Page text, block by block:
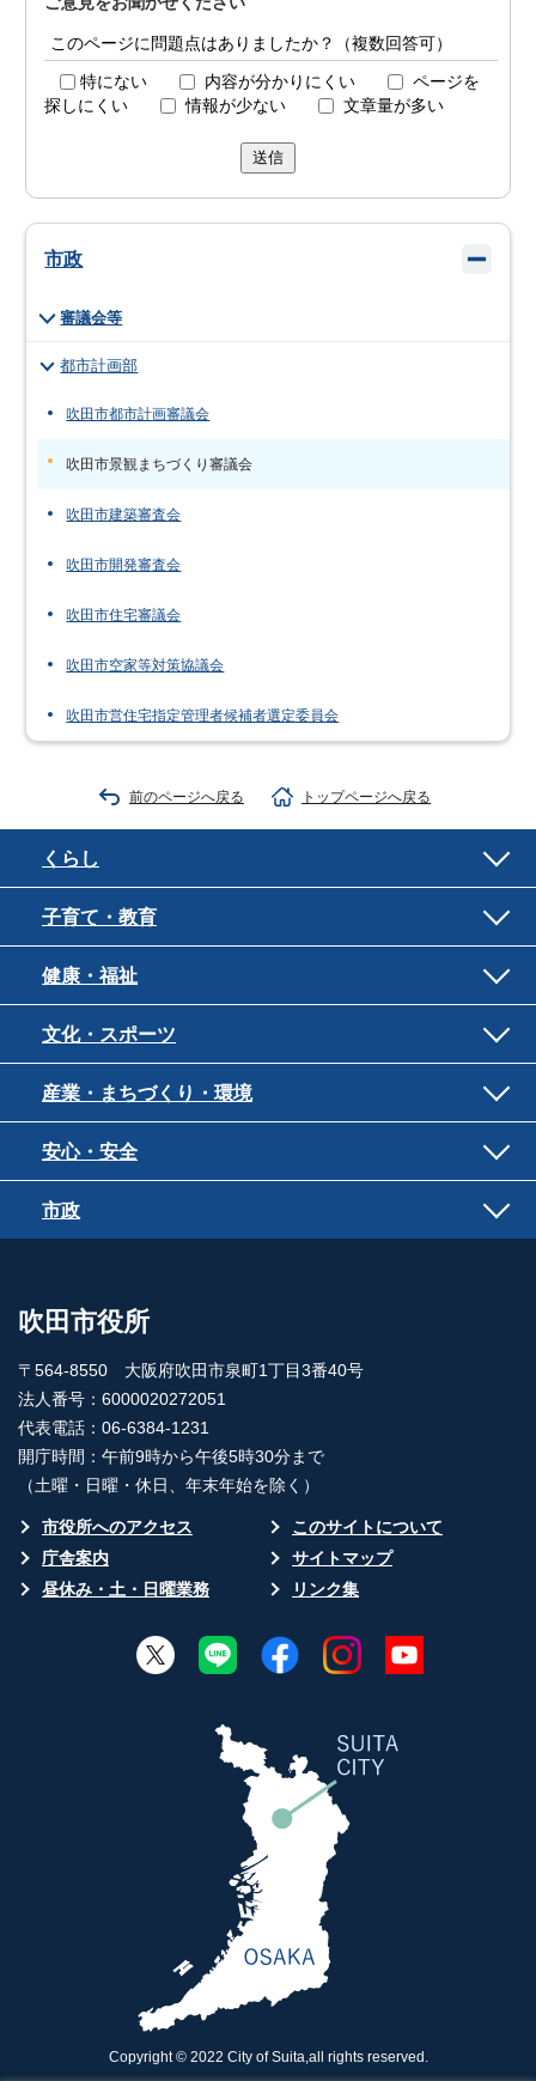
このページに問題点はありましたか？（複数回答可）
特にない 内容が分かりにくい
ページを
探しにくい
情報が少ない 文章量が多い
送信
市政
審議会等
都市計画部
吹田市都市計画審議会
吹田市景観まちづくり審議会
吹田市建築審査会
吹田市開発審査会
吹田市住宅審議会
吹田市空家等対策協議会
吹田市営住宅指定管理者候補者選定委員会
前のページへ戻る トップページへ戻る
くらし
子育て・教育
健康・福祉
文化・スポーツ
産業・まちづくり・環境
安心・安全
市政
吹田市役所
〒564-8550 大阪府吹田市泉町1丁目3番40号
法人番号：6000020272051
代表電話：06-6384-1231
開庁時間：午前9時から午後5時30分まで
（土曜・日曜・休日、年末年始を除く）
市役所へのアクセス
このサイトについて
庁舎案内
サイトマップ
昼休み・土・日曜業務
リンク集
Copyright © 2022 City of Suita,all rights reserved.